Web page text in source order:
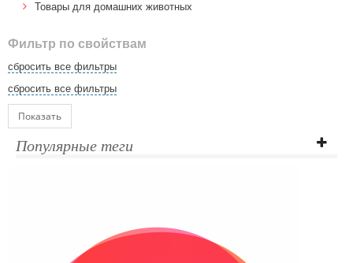
Товары для домашних животных
Фильтр по свойствам
сбросить все фильтры
сбросить все фильтры
Показать
Популярные теги